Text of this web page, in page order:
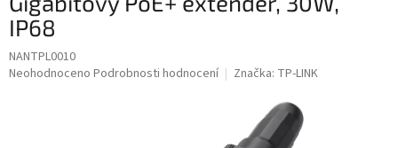
IP68
NANTPL0010
Průměrné
Neohodnoceno Podrobnosti hodnocení Značka: TP-LINK